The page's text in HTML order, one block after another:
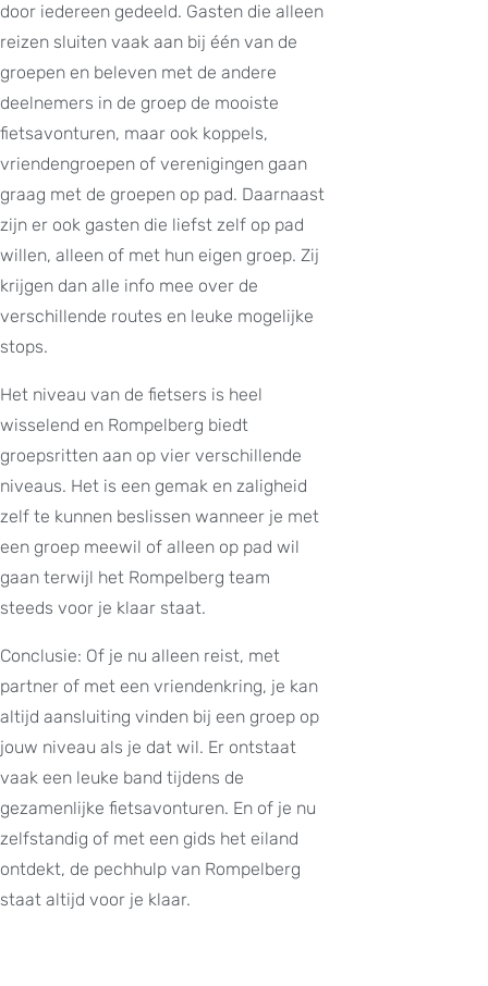
door iedereen gedeeld. Gasten die alleen
reizen sluiten vaak aan bij één van de
groepen en beleven met de andere
deelnemers in de groep de mooiste
fietsavonturen, maar ook koppels,
vriendengroepen of verenigingen gaan
graag met de groepen op pad. Daarnaast
zijn er ook gasten die liefst zelf op pad
willen, alleen of met hun eigen groep. Zij
krijgen dan alle info mee over de
verschillende routes en leuke mogelijke
stops.
Het niveau van de fietsers is heel
wisselend en Rompelberg biedt
groepsritten aan op vier verschillende
niveaus. Het is een gemak en zaligheid
zelf te kunnen beslissen wanneer je met
een groep meewil of alleen op pad wil
gaan terwijl het Rompelberg team
steeds voor je klaar staat.
Conclusie: Of je nu alleen reist, met
partner of met een vriendenkring, je kan
altijd aansluiting vinden bij een groep op
jouw niveau als je dat wil. Er ontstaat
vaak een leuke band tijdens de
gezamenlijke fietsavonturen. En of je nu
zelfstandig of met een gids het eiland
ontdekt, de pechhulp van Rompelberg
staat altijd voor je klaar.